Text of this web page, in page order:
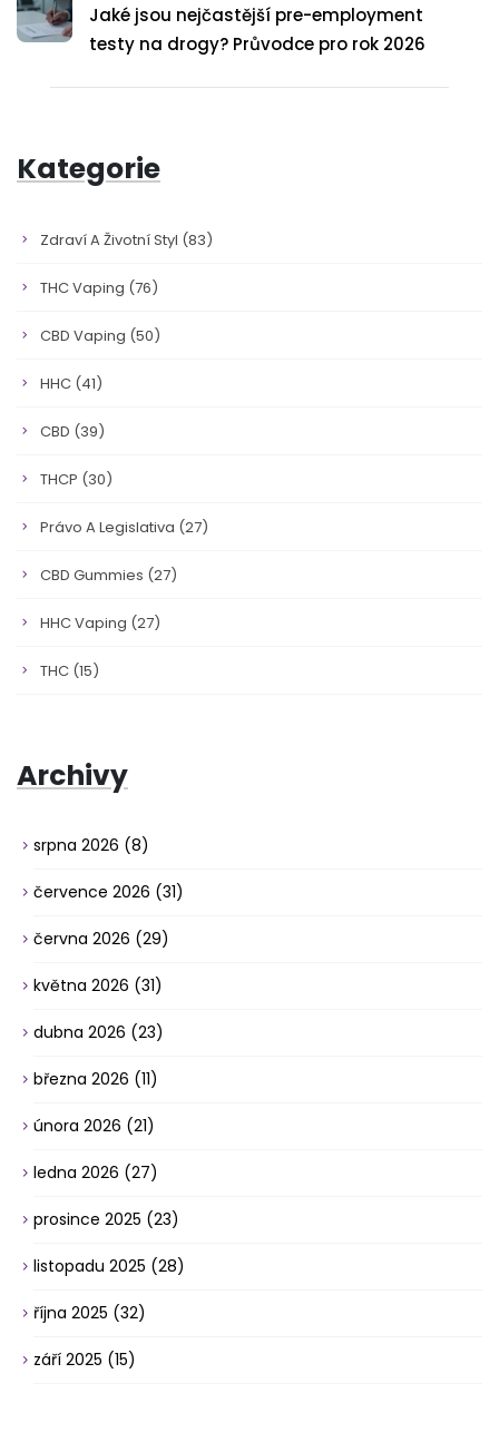
Jaké jsou nejčastější pre-employment
testy na drogy? Průvodce pro rok 2026
Kategorie
Zdraví A Životní Styl (83)
THC Vaping (76)
CBD Vaping (50)
HHC (41)
CBD (39)
THCP (30)
Právo A Legislativa (27)
CBD Gummies (27)
HHC Vaping (27)
THC (15)
Archivy
srpna 2026 (8)
července 2026 (31)
června 2026 (29)
května 2026 (31)
dubna 2026 (23)
března 2026 (11)
února 2026 (21)
ledna 2026 (27)
prosince 2025 (23)
listopadu 2025 (28)
října 2025 (32)
září 2025 (15)